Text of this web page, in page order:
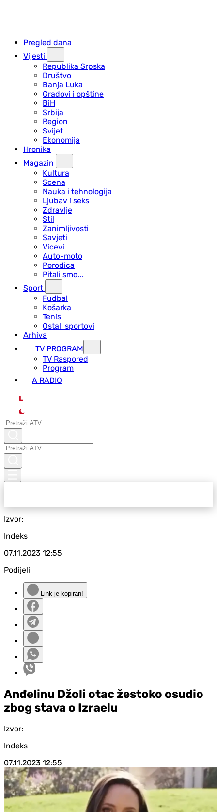
Pregled dana
Vijesti
Republika Srpska
Društvo
Banja Luka
Gradovi i opštine
BiH
Srbija
Region
Svijet
Ekonomija
Hronika
Magazin
Kultura
Scena
Nauka i tehnologija
Ljubav i seks
Zdravlje
Stil
Zanimljivosti
Savjeti
Vicevi
Auto-moto
Porodica
Pitali smo...
Sport
Fudbal
Košarka
Tenis
Ostali sportovi
Arhiva
TV PROGRAM
ТV Raspored
Program
A RADIO
L
Izvor:
Indeks
07.11.2023 12:55
Podijeli:
Link je kopiran!
Anđelinu Džoli otac žestoko osudio
zbog stava o Izraelu
Izvor:
Indeks
07.11.2023 12:55